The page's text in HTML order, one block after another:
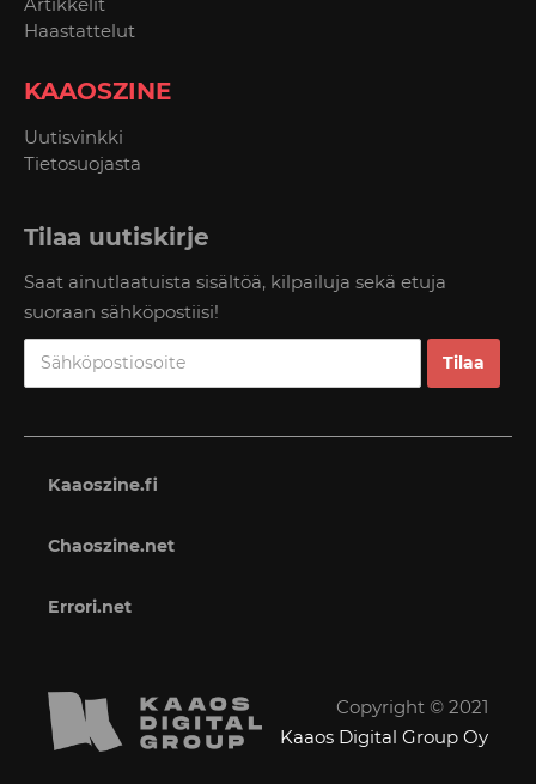
Haastattelut
KAAOSZINE
Uutisvinkki
Tietosuojasta
Tilaa uutiskirje
Saat ainutlaatuista sisältöä, kilpailuja sekä etuja
suoraan sähköpostiisi!
Kaaoszine.fi
Chaoszine.net
Errori.net
Copyright © 2021
Kaaos Digital Group Oy